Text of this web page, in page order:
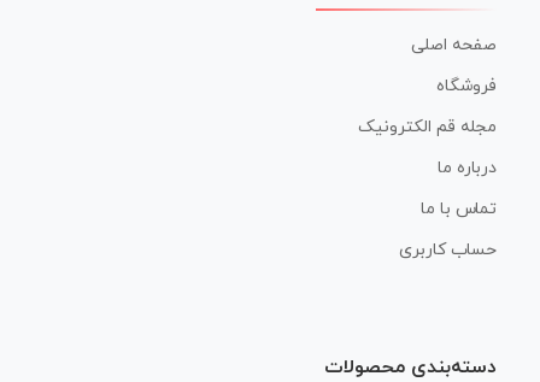
صفحه اصلی
فروشگاه
مجله قم الکترونیک
درباره ما
تماس با ما
حساب کاربری
دسته‌بندی محصولات